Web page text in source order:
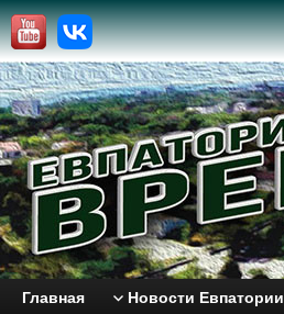
Главная Новости Евпатории